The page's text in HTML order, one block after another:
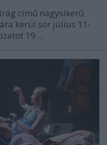
című nagysikerű
kerül sor július 11-
19 ...